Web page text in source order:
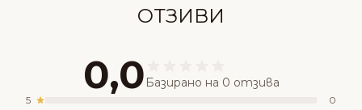
ОТЗИВИ
0,0 Базирано на 0 отзива
5
0